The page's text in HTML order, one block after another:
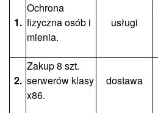
1.
Ochrona
fizyczna osób i
mienia.
usługi
2.
Zakup 8 szt.
serwerów klasy
x86.
dostawa